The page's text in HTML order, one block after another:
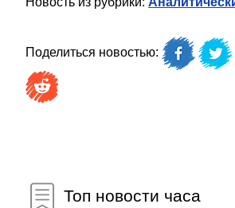
Поделиться новостью:
Топ новости часа